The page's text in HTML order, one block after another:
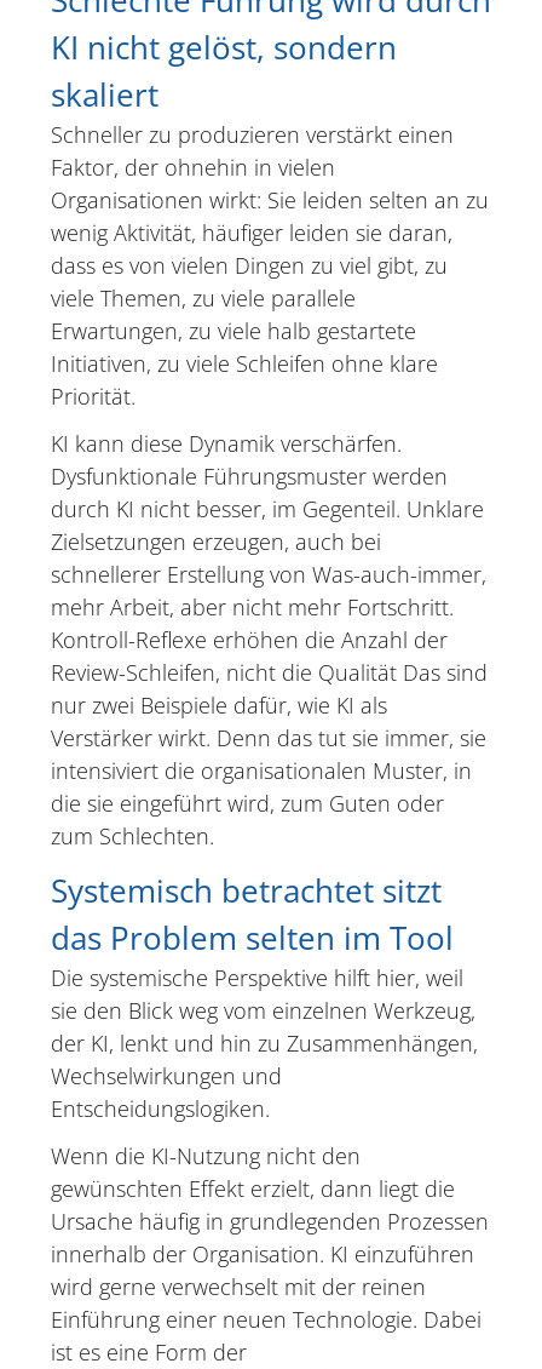
KI nicht gelöst, sondern
skaliert
Schneller zu produzieren verstärkt einen
Faktor, der ohnehin in vielen
Organisationen wirkt: Sie leiden selten an zu
wenig Aktivität, häufiger leiden sie daran,
dass es von vielen Dingen zu viel gibt, zu
viele Themen, zu viele parallele
Erwartungen, zu viele halb gestartete
Initiativen, zu viele Schleifen ohne klare
Priorität.
KI kann diese Dynamik verschärfen.
Dysfunktionale Führungsmuster werden
durch KI nicht besser, im Gegenteil. Unklare
Zielsetzungen erzeugen, auch bei
schnellerer Erstellung von Was-auch-immer,
mehr Arbeit, aber nicht mehr Fortschritt.
Kontroll-Reflexe erhöhen die Anzahl der
Review-Schleifen, nicht die Qualität Das sind
nur zwei Beispiele dafür, wie KI als
Verstärker wirkt. Denn das tut sie immer, sie
intensiviert die organisationalen Muster, in
die sie eingeführt wird, zum Guten oder
zum Schlechten.
Systemisch betrachtet sitzt
das Problem selten im Tool
Die systemische Perspektive hilft hier, weil
sie den Blick weg vom einzelnen Werkzeug,
der KI, lenkt und hin zu Zusammenhängen,
Wechselwirkungen und
Entscheidungslogiken.
Wenn die KI-Nutzung nicht den
gewünschten Effekt erzielt, dann liegt die
Ursache häufig in grundlegenden Prozessen
innerhalb der Organisation. KI einzuführen
wird gerne verwechselt mit der reinen
Einführung einer neuen Technologie. Dabei
ist es eine Form der